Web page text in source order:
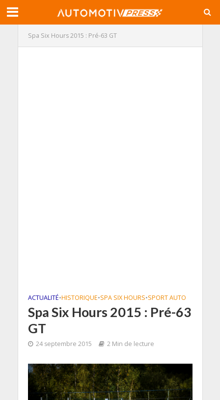
Spa Six Hours 2015 : Pré-63 GT
ACTUALITÉ•HISTORIQUE•SPA SIX HOURS•SPORT AUTO
Spa Six Hours 2015 : Pré-63
GT
24 septembre 2015 2 Min de lecture